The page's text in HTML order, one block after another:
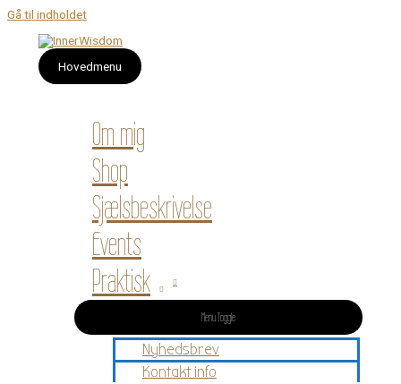
Gå til indholdet
Hovedmenu
Om mig
Shop
Sjælsbeskrivelse
Events
Praktisk
Menu Toggle
Nyhedsbrev
Kontakt info